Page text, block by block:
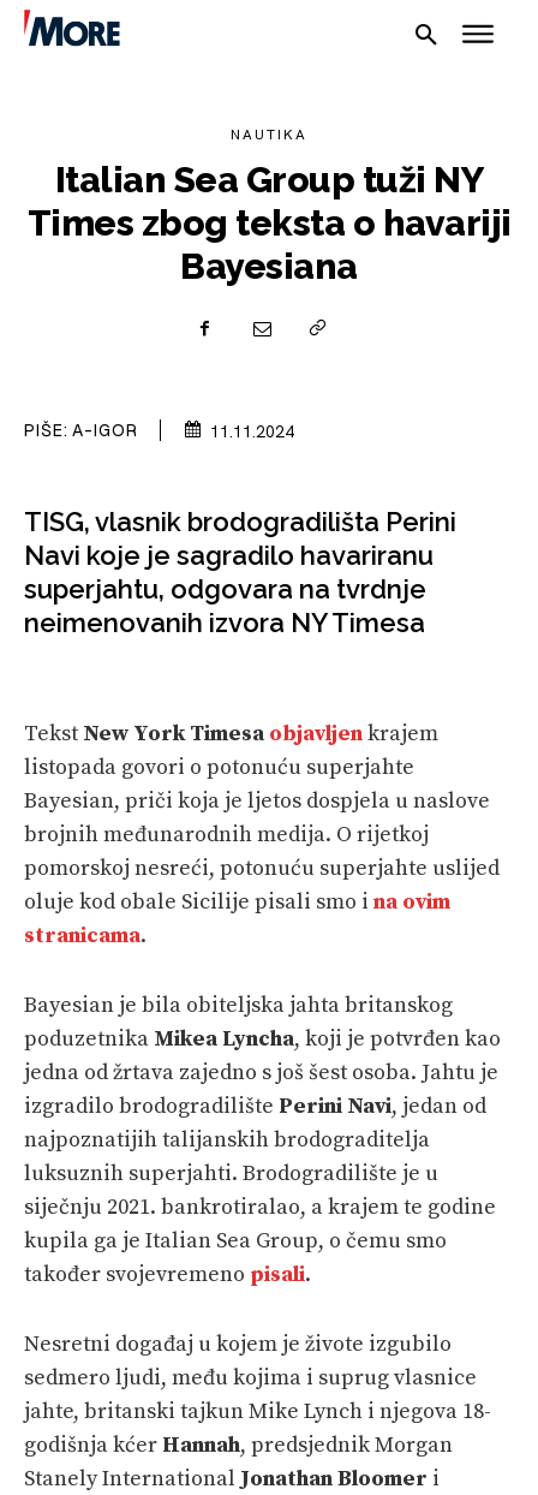
PLOVILA
SPIZA
VELIKE PRIČE
PRETPLATA
NAUTIKA
Italian Sea Group tuži NY
Times zbog teksta o havariji
Bayesiana
PIŠE: A-IGOR 11.11.2024
TISG, vlasnik brodogradilišta Perini
Navi koje je sagradilo havariranu
superjahtu, odgovara na tvrdnje
neimenovanih izvora NY Timesa
Tekst New York Timesa objavljenkrajem
listopada govori o potonuću superjahte
Bayesian, priči koja je ljetos dospjela u naslove
brojnih međunarodnih medija. O rijetkoj
pomorskoj nesreći, potonuću superjahte uslijed
oluje kod obale Sicilije pisali smo i na ovim
stranicama.
Bayesian je bila obiteljska jahta britanskog
poduzetnika Mikea Lyncha, koji je potvrđen kao
jedna od žrtava zajedno s još šest osoba. Jahtu je
izgradilo brodogradilište Perini Navi, jedan od
najpoznatijih talijanskih brodograditelja
luksuznih superjahti. Brodogradilište je u
siječnju 2021. bankrotiralao, a krajem te godine
kupila ga je Italian Sea Group, o čemu smo
također svojevremeno pisali.
Nesretni događaj u kojem je živote izgubilo
sedmero ljudi, među kojima i suprug vlasnice
jahte, britanski tajkun Mike Lynch i njegova 18-
godišnja kćer Hannah, predsjednik Morgan
Stanely International Jonathan Bloomer i